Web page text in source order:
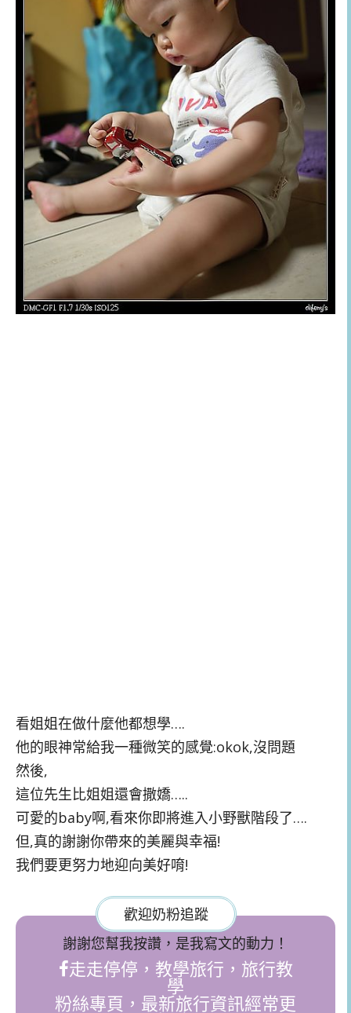
看姐姐在做什麼他都想學….
他的眼神常給我一種微笑的感覺:okok,沒問題
然後,
這位先生比姐姐還會撒嬌…..
可愛的baby啊,看來你即將進入小野獸階段了….
但,真的謝謝你帶來的美麗與幸福!
我們要更努力地迎向美好唷!
歡迎奶粉追蹤
謝謝您幫我按讚，是我寫文的動力！
走走停停，教學旅行，旅行教
學
粉絲專頁，最新旅行資訊經常更